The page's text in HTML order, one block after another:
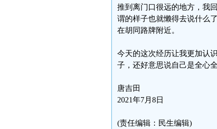
推到离门口很远的地方，我
谓的样子也就懒得去说什么
在胡同路牌附近。
今天的这次经历让我更加认
子，还好意思说自己是全心
唐吉田
2021年7月8日
(责任编辑：民生编辑)